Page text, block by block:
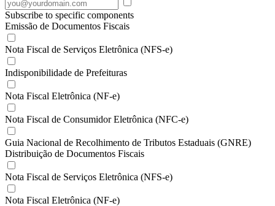
Subscribe to specific components
Emissão de Documentos Fiscais
Nota Fiscal de Serviços Eletrônica (NFS-e)
Indisponibilidade de Prefeituras
Nota Fiscal Eletrônica (NF-e)
Nota Fiscal de Consumidor Eletrônica (NFC-e)
Guia Nacional de Recolhimento de Tributos Estaduais (GNRE)
Distribuição de Documentos Fiscais
Nota Fiscal de Serviços Eletrônica (NFS-e)
Nota Fiscal Eletrônica (NF-e)